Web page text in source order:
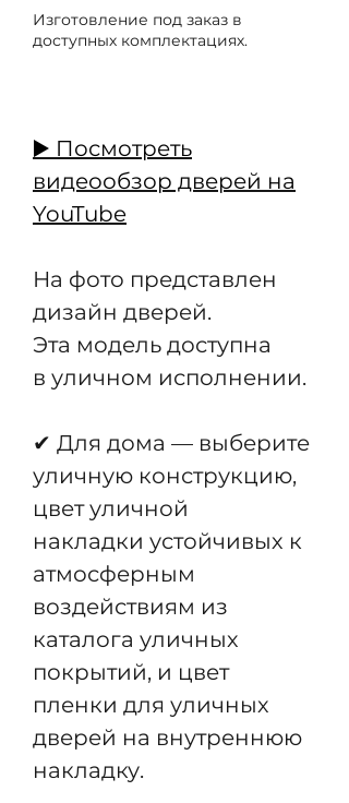
Изготовление под заказ в
доступных комплектациях.
▶️ Посмотреть
видеообзор дверей на
YouTube
На фото представлен
дизайн дверей.
Эта модель доступна
в уличном исполнении.
✔ Для дома — выберите
уличную конструкцию,
цвет уличной
накладки устойчивых к
атмосферным
воздействиям из
каталога уличных
покрытий, и цвет
пленки для уличных
дверей на внутреннюю
накладку.